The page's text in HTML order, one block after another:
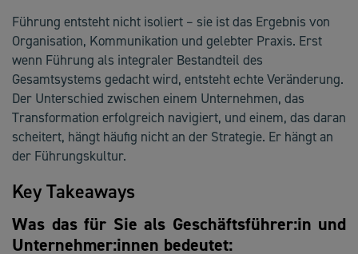
Führung entsteht nicht isoliert – sie ist das Ergebnis von
Organisation, Kommunikation und gelebter Praxis. Erst
wenn Führung als integraler Bestandteil des
Gesamtsystems gedacht wird, entsteht echte Veränderung.
Der Unterschied zwischen einem Unternehmen, das
Transformation erfolgreich navigiert, und einem, das daran
scheitert, hängt häufig nicht an der Strategie. Er hängt an
der Führungskultur.
Key Takeaways
Was das für Sie als Geschäftsführer:in und
Unternehmer:innen bedeutet: